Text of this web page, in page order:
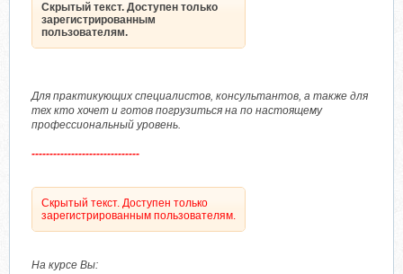
Скрытый текст. Доступен только
зарегистрированным
пользователям.
Для практикующих специалистов, консультантов, а также для
тех кто хочет и готов погрузиться на по настоящему
профессиональный уровень.
------------------------------
Скрытый текст. Доступен только
зарегистрированным пользователям.
На курсе Вы: